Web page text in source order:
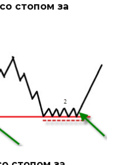
стопом за